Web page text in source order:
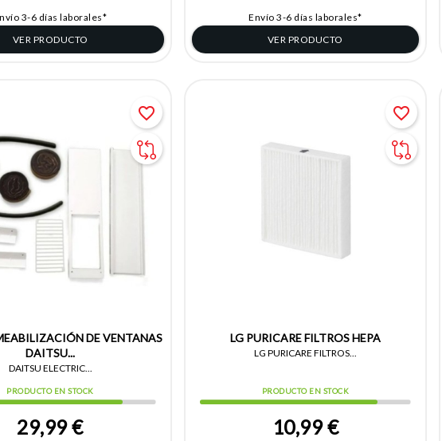
3-6 días laborales*
VER PRODUCTO
Envío 3-6 días laborales*
VER PRODUCTO
DE VENTANAS
DAITSU...
DAITSU ELECTRIC...
PRODUCTO EN STOCK
29,99 €
favorite_border
LG PURICARE FILTROS HEPA
LG PURICARE FILTROS...
PRODUCTO EN STOCK
10,99 €
favorite_border